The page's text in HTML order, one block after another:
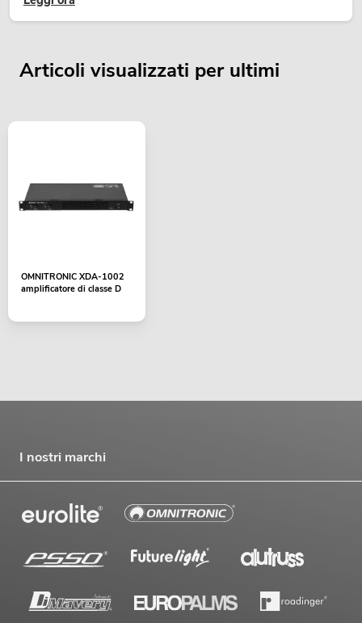
Articoli visualizzati per ultimi
OMNITRONIC XDA-1002
amplificatore di classe D
I nostri marchi